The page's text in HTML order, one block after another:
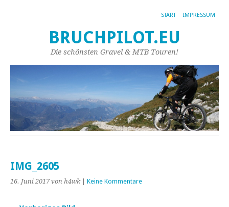
START IMPRESSUM
BRUCHPILOT.EU
Die schönsten Gravel & MTB Touren!
IMG_2605
16. Juni 2017 von h4wk| Keine Kommentare